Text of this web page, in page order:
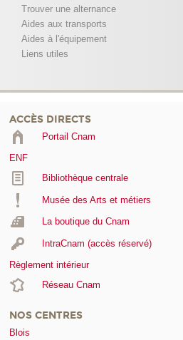
Trouver une alternance
Aides aux transports
Aides à l'équipement
Liens utiles
ACCÈS DIRECTS
Portail Cnam
ENF
Bibliothèque centrale
Musée des Arts et métiers
La boutique du Cnam
IntraCnam (accès réservé)
Règlement intérieur
Réseau Cnam
NOS CENTRES
Blois